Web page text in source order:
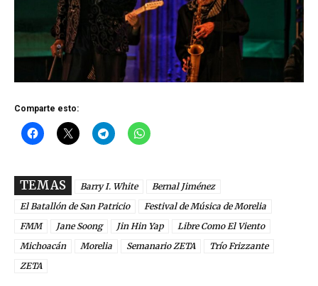
Comparte esto:
TEMAS Barry I. White
Bernal Jiménez
El Batallón de San Patricio
Festival de Música de Morelia
FMM
Jane Soong Jin Hin Yap
Libre Como El Viento
Michoacán
Morelia Semanario ZETA
Trío Frizzante
ZETA